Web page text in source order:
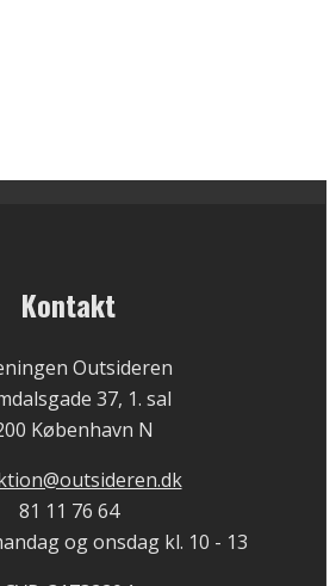
Kontakt
Outsideren
37, 1. sal
København N
81 11 76 64
og onsdag kl. 10 - 13